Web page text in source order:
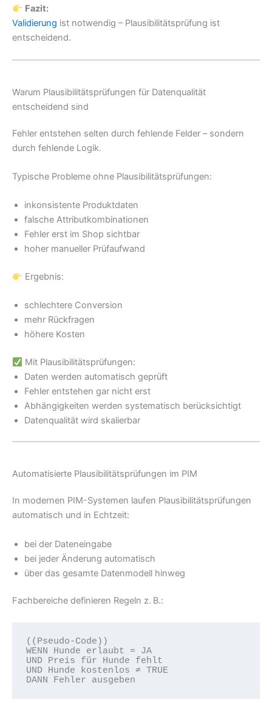
Fazit:
Validierung ist notwendig – Plausibilitätsprüfung ist
entscheidend.
Warum Plausibilitätsprüfungen für Datenqualität
entscheidend sind
Fehler entstehen selten durch fehlende Felder – sondern
durch fehlende Logik.
Typische Probleme ohne Plausibilitätsprüfungen:
inkonsistente Produktdaten
falsche Attributkombinationen
Fehler erst im Shop sichtbar
hoher manueller Prüfaufwand
Ergebnis:
schlechtere Conversion
mehr Rückfragen
höhere Kosten
Mit Plausibilitätsprüfungen:
Daten werden automatisch geprüft
Fehler entstehen gar nicht erst
Abhängigkeiten werden systematisch berücksichtigt
Datenqualität wird skalierbar
Automatisierte Plausibilitätsprüfungen im PIM
In modernen PIM-Systemen laufen Plausibilitätsprüfungen
automatisch und in Echtzeit:
bei der Dateneingabe
bei jeder Änderung automatisch
über das gesamte Datenmodell hinweg
Fachbereiche definieren Regeln z. B.:
((Pseudo-Code))
WENN Hunde erlaubt = JA
UND Preis für Hunde fehlt
UND Hunde kostenlos ≠ TRUE